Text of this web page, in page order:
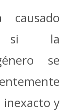
si la
se
y